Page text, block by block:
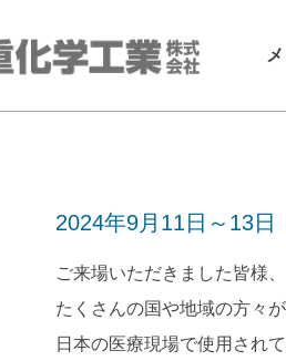
2024年9月11日～13日
ご来場いただきました皆様
たくさんの国や地域の方々
日本の医療現場で使用され